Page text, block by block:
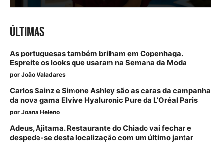
ÚLTIMAS
As portuguesas também brilham em Copenhaga.
Espreite os looks que usaram na Semana da Moda
por João Valadares
Carlos Sainz e Simone Ashley são as caras da campanha
da nova gama Elvive Hyaluronic Pure da L’Oréal Paris
por Joana Heleno
Adeus, Ajitama. Restaurante do Chiado vai fechar e
despede-se desta localização com um último jantar